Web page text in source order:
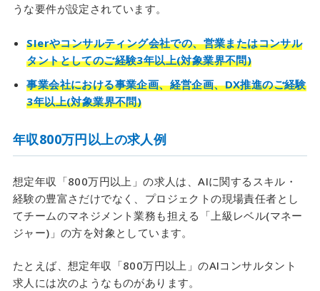
うな要件が設定されています。
SIerやコンサルティング会社での、営業またはコンサル
タントとしてのご経験3年以上(対象業界不問)
事業会社における事業企画、経営企画、DX推進のご経験
3年以上(対象業界不問)
年収800万円以上の求人例
想定年収「800万円以上」の求人は、AIに関するスキル・
経験の豊富さだけでなく、プロジェクトの現場責任者とし
てチームのマネジメント業務も担える「上級レベル(マネー
ジャー)」の方を対象としています。
たとえば、想定年収「800万円以上」のAIコンサルタント
求人には次のようなものがあります。